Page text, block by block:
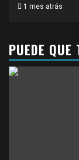
1 mes atrás
PUEDE QUE